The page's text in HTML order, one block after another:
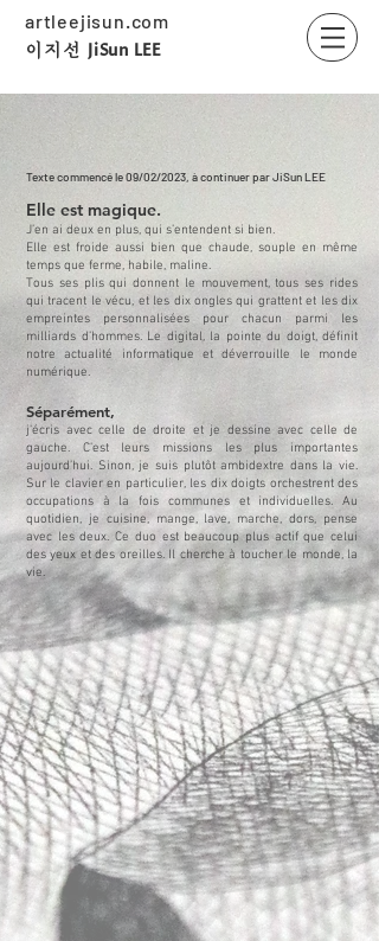
artleejisun.com
​이지선 JiSun LEE
Texte commencé le 09/02/2023, à continuer par JiSun LEE
Elle est magique.
J’en ai deux en plus, qui s’entendent si bien.
Elle est froide aussi bien que chaude, souple en même
temps que ferme, habile, maline.
Tous ses plis qui donnent le mouvement, tous ses rides
qui tracent le vécu, et les dix ongles qui grattent et les dix
empreintes personnalisées pour chacun parmi les
milliards d’hommes. Le digital, la pointe du doigt, définit
notre actualité informatique et déverrouille le monde
numérique.
Séparément,
j’écris avec celle de droite et je dessine avec celle de
gauche. C’est leurs missions les plus importantes
aujourd’hui. Sinon, je suis plutôt ambidextre dans la vie.
Sur le clavier en particulier, les dix doigts orchestrent des
occupations à la fois communes et individuelles. Au
quotidien, je cuisine, mange, lave, marche, dors, pense
avec les deux. Ce duo est beaucoup plus actif que celui
des yeux et des oreilles. Il cherche à toucher le monde, la
vie.